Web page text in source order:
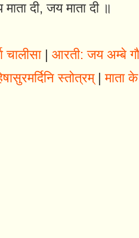
दी, जय माता दी ॥
चालीसा| आरती: जय अम्बे
स्तोत्रम्|माता